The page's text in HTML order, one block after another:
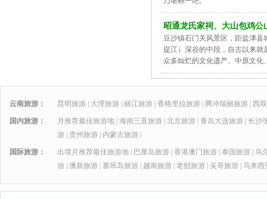
昭通龙氏家祠、大山包鸡
豆沙镇石门关风景区，距盐津县
提江）深谷的中段，自古以来就
众多灿烂的文化遗产。中原文化
云南旅游： 昆明旅游 大理旅游 丽江旅游 香格里拉旅游 腾冲瑞丽旅游 西
国内旅游： 月推荐最佳旅游地 海南三亚旅游 北京旅游 青岛大连旅游 长沙
游 贵州旅游 内蒙古旅游
国际旅游： 出境月推荐最佳旅游地 巴厘岛旅游 香港澳门旅游 泰国旅游 马
游 澳新旅游 塞班岛旅游 越南旅游 老挝旅游 吴哥旅游 马来西